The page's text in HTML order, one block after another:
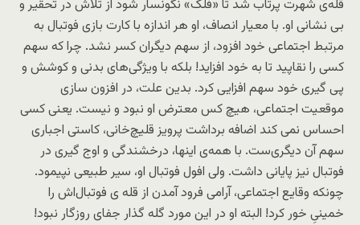
قله‌ی شهرت پرتاب شد تا «فلک» نگونسار شود از تلاش در تحقیر و
بی نشانی او. با معیار انصاف، او هر اندازه با کارت بازی فوتبال به
مرتبط اجتماعی خود افزود، از سهم دیگران کسر نشد. چرا که سهم
کسی را نقاپید تا به خود افزاید! بلکه با ویژگی‌های بدنی و کوشش و
پی گیری خود سهم افزایی کرد. بدین علت، در افزون سازی
موقعیت اجتماعی، هیچ کس معترض او نبود و نیست. یعنی کسی
احساس نمی کند اضافه برداشت پرویز قلیچ‌خانی، کاستی اجباری
سهم آن دیگری‌ست. با همه‌ی اینها، درخشندگی و اوج گیری در
فوتبال نیز پایانی داشت. ولی افول فوتبال او، سیر طبیعی نپیمود.
چونکه وقایع اجتماعی، آرامی فرود آمدن از قله ی فوتبال‌اش را
خمینیِ خور کرد! البته او در این مورد گله گذار جفای روزگار نبود!